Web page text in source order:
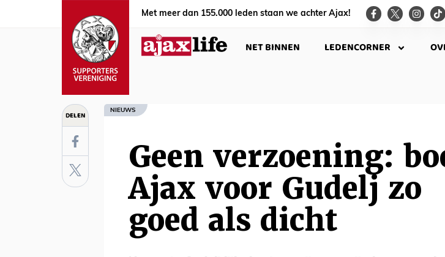
Met meer dan 155.000 leden staan we achter Ajax!
NET BINNEN LEDENCORNER
DELEN NIEUWS
Geen verzoening:
Ajax voor Gudelj zo
goed als dicht